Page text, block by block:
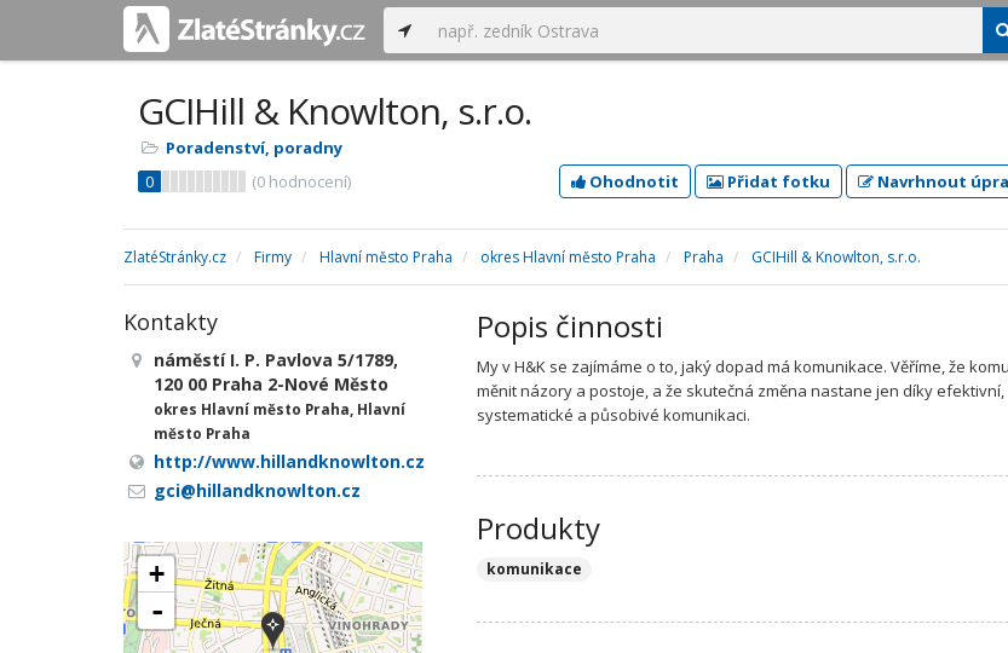
GCIHill & Knowlton, s.r.o.
Poradenství, poradny
0
(0 hodnocení) Ohodnotit Přidat fotku Navrhnout
ZlatéStránky.cz Firmy Hlavní město Praha okres Hlavní město Praha Praha GCIHill & Knowlton, s.r.o.
Popis činnosti
My v H&K se zajímáme o to, jaký dopad má komunikace. Věříme, že
měnit názory a postoje, a že skutečná změna nastane jen díky
systematické a působivé komunikaci.
Produkty
komunikace
Kontakty
náměstí I. P. Pavlova 5/1789,
120 00 Praha 2-Nové Město
okres Hlavní město Praha, Hlavní
město Praha
http://www.hillandknowlton.cz
gci@hillandknowlton.cz
+
-